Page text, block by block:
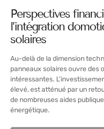
Perspectives
l’intégration
solaires
Au-delà de la dimension
panneaux solaires ouvre des
intéressantes.
élevé, est atténué par un
de nombreuses aides
énergétique.